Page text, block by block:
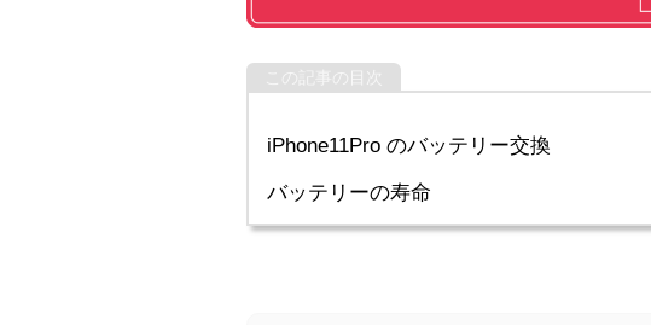
iPhone11Pro のバッテリー交換
バッテリーの寿命